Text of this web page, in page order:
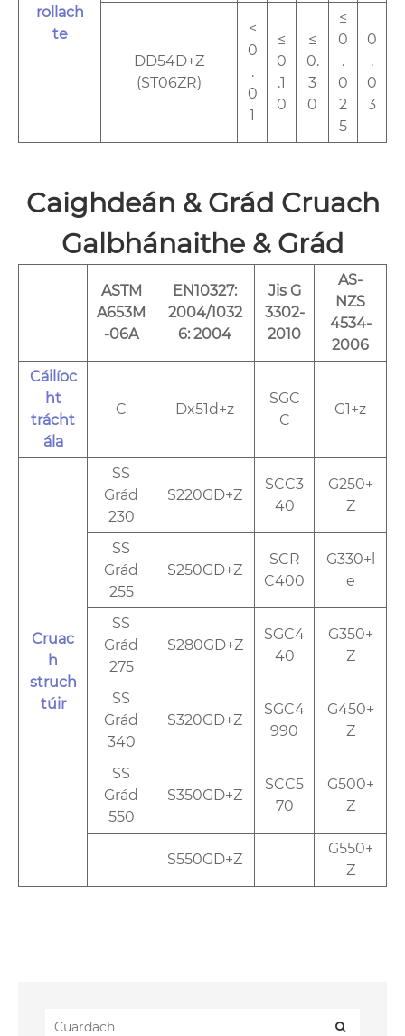
rollach
te
DD54D+Z
(ST06ZR)
≤
0
.
0
1
≤
0
.1
0
≤
0.
3
0
≤
0
.
0
2
5
0
.
0
3
Caighdeán & Grád Cruach
Galbhánaithe & Grád
ASTM
A653M
-06A
EN10327:
2004/1032
6: 2004
Jis G
3302-
2010
AS-
NZS
4534-
2006
Cáilíoc
ht
trácht
ála
C Dx51d+z
SGC
C
G1+z
Cruac
h
struch
túir
SS
Grád
230
S220GD+Z
SCC3
40
G250+
Z
SS
Grád
255
S250GD+Z
SCR
C400
G330+l
e
SS
Grád
275
S280GD+Z
SGC4
40
G350+
Z
SS
Grád
340
S320GD+Z
SGC4
990
G450+
Z
SS
Grád
550
S350GD+Z
SCC5
70
G500+
Z
S550GD+Z
G550+
Z